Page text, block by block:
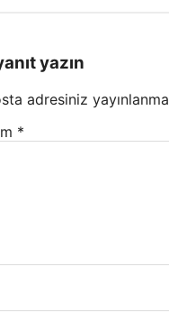
yazın
adresiniz
*